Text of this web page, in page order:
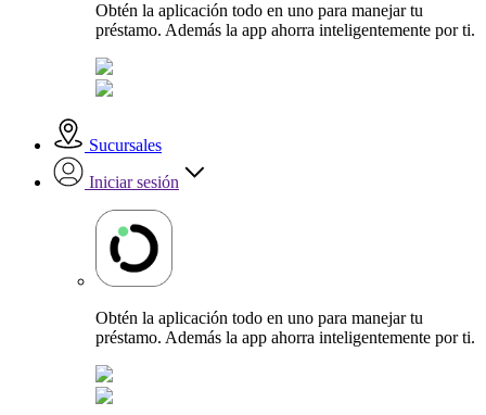
Obtén la aplicación todo en uno para manejar tu
préstamo. Además la app ahorra inteligentemente por ti.
Sucursales
Iniciar sesión
Obtén la aplicación todo en uno para manejar tu
préstamo. Además la app ahorra inteligentemente por ti.